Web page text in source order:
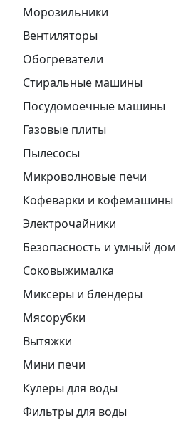
Морозильники
Вентиляторы
Обогреватели
Стиральные машины
Посудомоечные машины
Газовые плиты
Пылесосы
Микроволновые печи
Кофеварки и кофемашины
Электрочайники
Безопасность и умный дом
Соковыжималка
Миксеры и блендеры
Мясорубки
Вытяжки
Мини печи
Кулеры для воды
Фильтры для воды